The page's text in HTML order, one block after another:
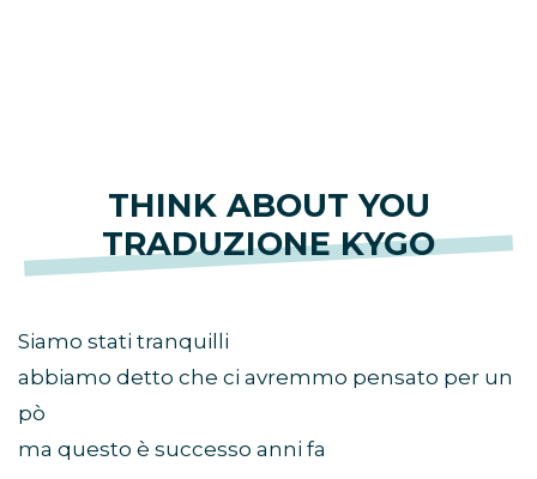
THINK ABOUT YOU
TRADUZIONE KYGO
Siamo stati tranquilli
abbiamo detto che ci avremmo pensato per un
pò
ma questo è successo anni fa